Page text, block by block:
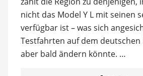
nicht das Model Y L mit seinen
verfügbar ist – was sich
Testfahrten auf dem
aber bald ändern könnte. …